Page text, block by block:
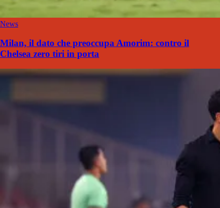
News
Milan, il dato che preoccupa Amorim: contro il
Chelsea zero tiri in porta